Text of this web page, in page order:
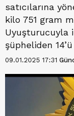
satıcılarına
kilo 751 gram
Uyuşturucuyla
şüpheliden
09.01.2025 17:31